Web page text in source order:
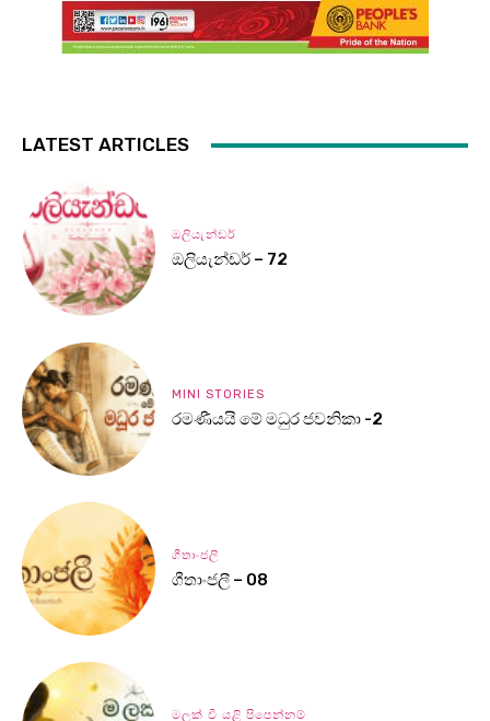
LATEST ARTICLES
ඔලියැන්ඩර්
ඔලියැන්ඩර් – 72
MINI STORIES
රමණීයයි මේ මධුර ජවනිකා -2
ගීතාංජලී
ගීතාංජලී – 08
මලක් වී යළි පිපෙන්නම්